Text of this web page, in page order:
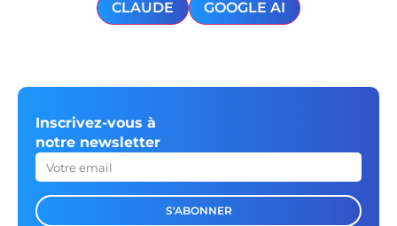
CLAUDE GOOGLE AI
Inscrivez-vous à
notre newsletter
S'ABONNER